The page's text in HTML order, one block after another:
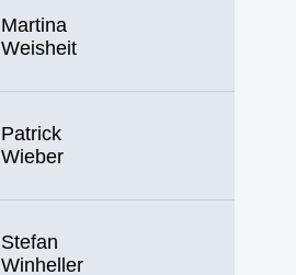
Martina
Weisheit
Patrick
Wieber
Stefan
Winheller